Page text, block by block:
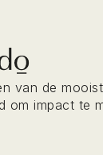
van de
om impact te